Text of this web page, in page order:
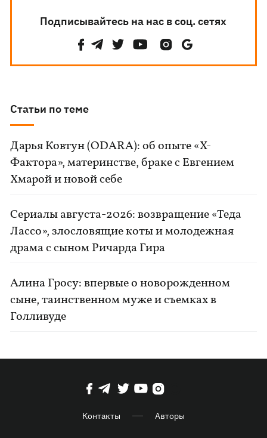
Подписывайтесь на нас в соц. сетях
Статьи по теме
Дарья Ковтун (ODARA): об опыте «Х-
Фактора», материнстве, браке с Евгением
Хмарой и новой себе
Сериалы августа-2026: возвращение «Теда
Лассо», злословящие коты и молодежная
драма с сыном Ричарда Гира
Алина Гросу: впервые о новорожденном
сыне, таинственном муже и съемках в
Голливуде
Контакты Авторы